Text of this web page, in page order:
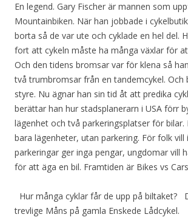
En legend. Gary Fischer är mannen som
Mountainbiken. När han jobbade i
borta så de var ute och cyklade en hel del.
fort att cykeln måste ha många växlar för
Och den tidens bromsar var för klena så
två trumbromsar från en tandemcykel.
styre. Nu ägnar han sin tid åt att predika
berättar han hur stadsplanerarn i USA förr
lägenhet och två parkeringsplatser för bilar.
bara lägenheter, utan parkering. För folk vill
parkeringar ger inga pengar, ungdomar vill
för att äga en bil. Framtiden är Bikes vs
Hur många cyklar får de upp på biltaket?
trevlige Måns på gamla Enskede Lådcykel.